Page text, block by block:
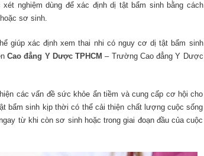
nghiệm dùng để xác định dị tật bẩm sinh bằng cách
sơ sinh.
giúp xác định xem thai nhi có nguy cơ dị tật bẩm sinh
Cao đẳng Y Dược TPHCM – Trường Cao đẳng Y Dược
các vấn đề sức khỏe ẩn tiềm và cung cấp cơ hội cho
bẩm sinh kịp thời có thể cải thiện chất lượng cuộc sống
từ khi còn sơ sinh hoặc trong giai đoạn đầu của cuộc